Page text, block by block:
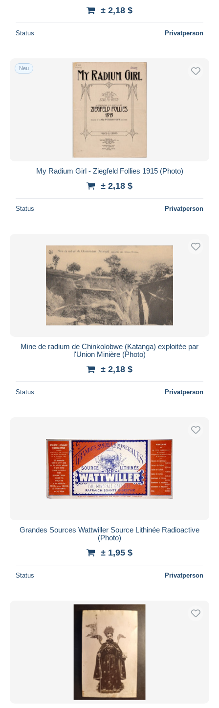
± 2,18 $
Status Privatperson
Neu
My Radium Girl - Ziegfeld Follies 1915 (Photo)
± 2,18 $
Status Privatperson
Mine de radium de Chinkolobwe (Katanga) exploitée par
l'Union Minière (Photo)
± 2,18 $
Status Privatperson
Grandes Sources Wattwiller Source Lithinée Radioactive
(Photo)
± 1,95 $
Status Privatperson